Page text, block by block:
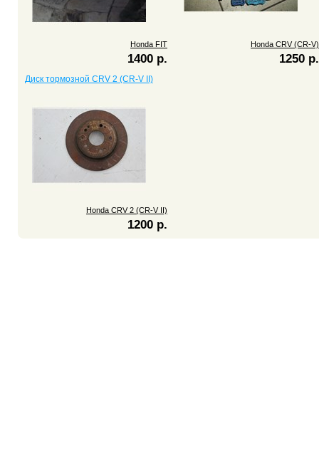
Honda FIT
1400 р.
Honda CRV (CR-V)
1250 р.
Диск тормозной CRV 2 (CR-V II)
Honda CRV 2 (CR-V II)
1200 р.